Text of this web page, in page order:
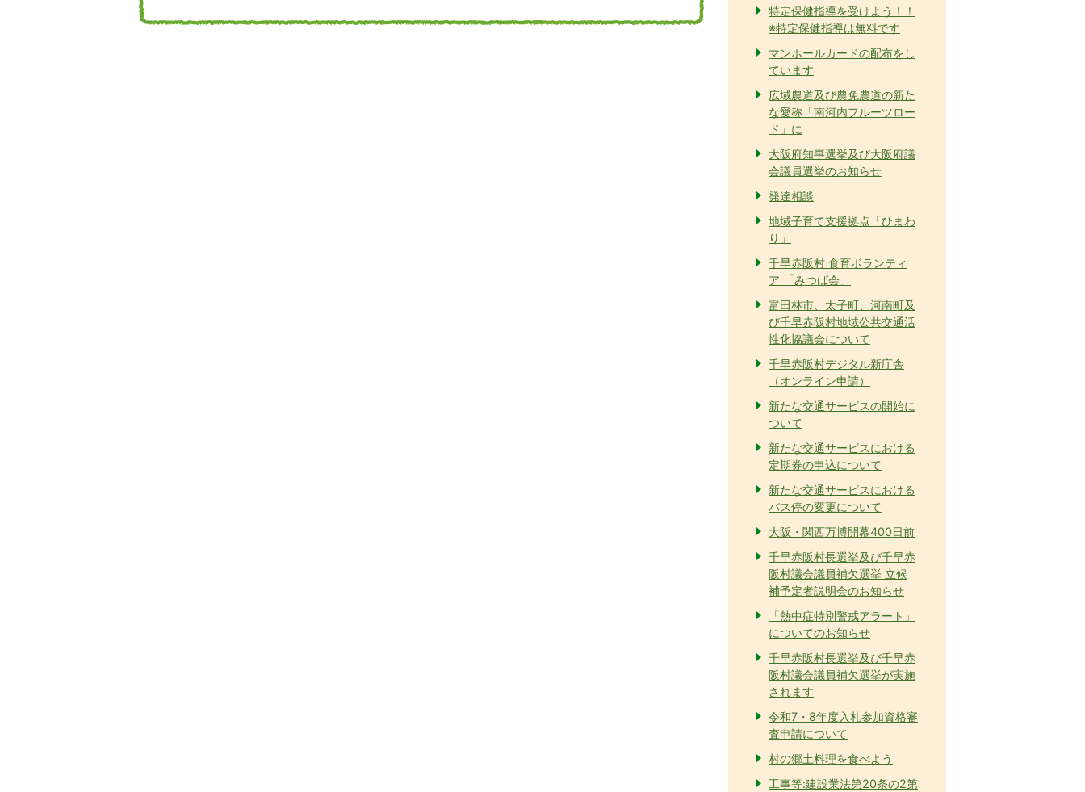
特定保健指導を受けよう！！
※特定保健指導は無料です
マンホールカードの配布をし
ています
広域農道及び農免農道の新た
な愛称「南河内フルーツロー
ド」に
大阪府知事選挙及び大阪府議
会議員選挙のお知らせ
発達相談
地域子育て支援拠点「ひまわ
り」
千早赤阪村 食育ボランティ
ア 「みつば会」
富田林市、太子町、河南町及
び千早赤阪村地域公共交通活
性化協議会について
千早赤阪村デジタル新庁舎
（オンライン申請）
新たな交通サービスの開始に
ついて
新たな交通サービスにおける
定期券の申込について
新たな交通サービスにおける
バス停の変更について
大阪・関西万博開幕400日前
千早赤阪村長選挙及び千早赤
阪村議会議員補欠選挙 立候
補予定者説明会のお知らせ
「熱中症特別警戒アラート」
についてのお知らせ
千早赤阪村長選挙及び千早赤
阪村議会議員補欠選挙が実施
されます
令和7・8年度入札参加資格審
査申請について
村の郷土料理を食べよう
工事等:建設業法第20条の2第